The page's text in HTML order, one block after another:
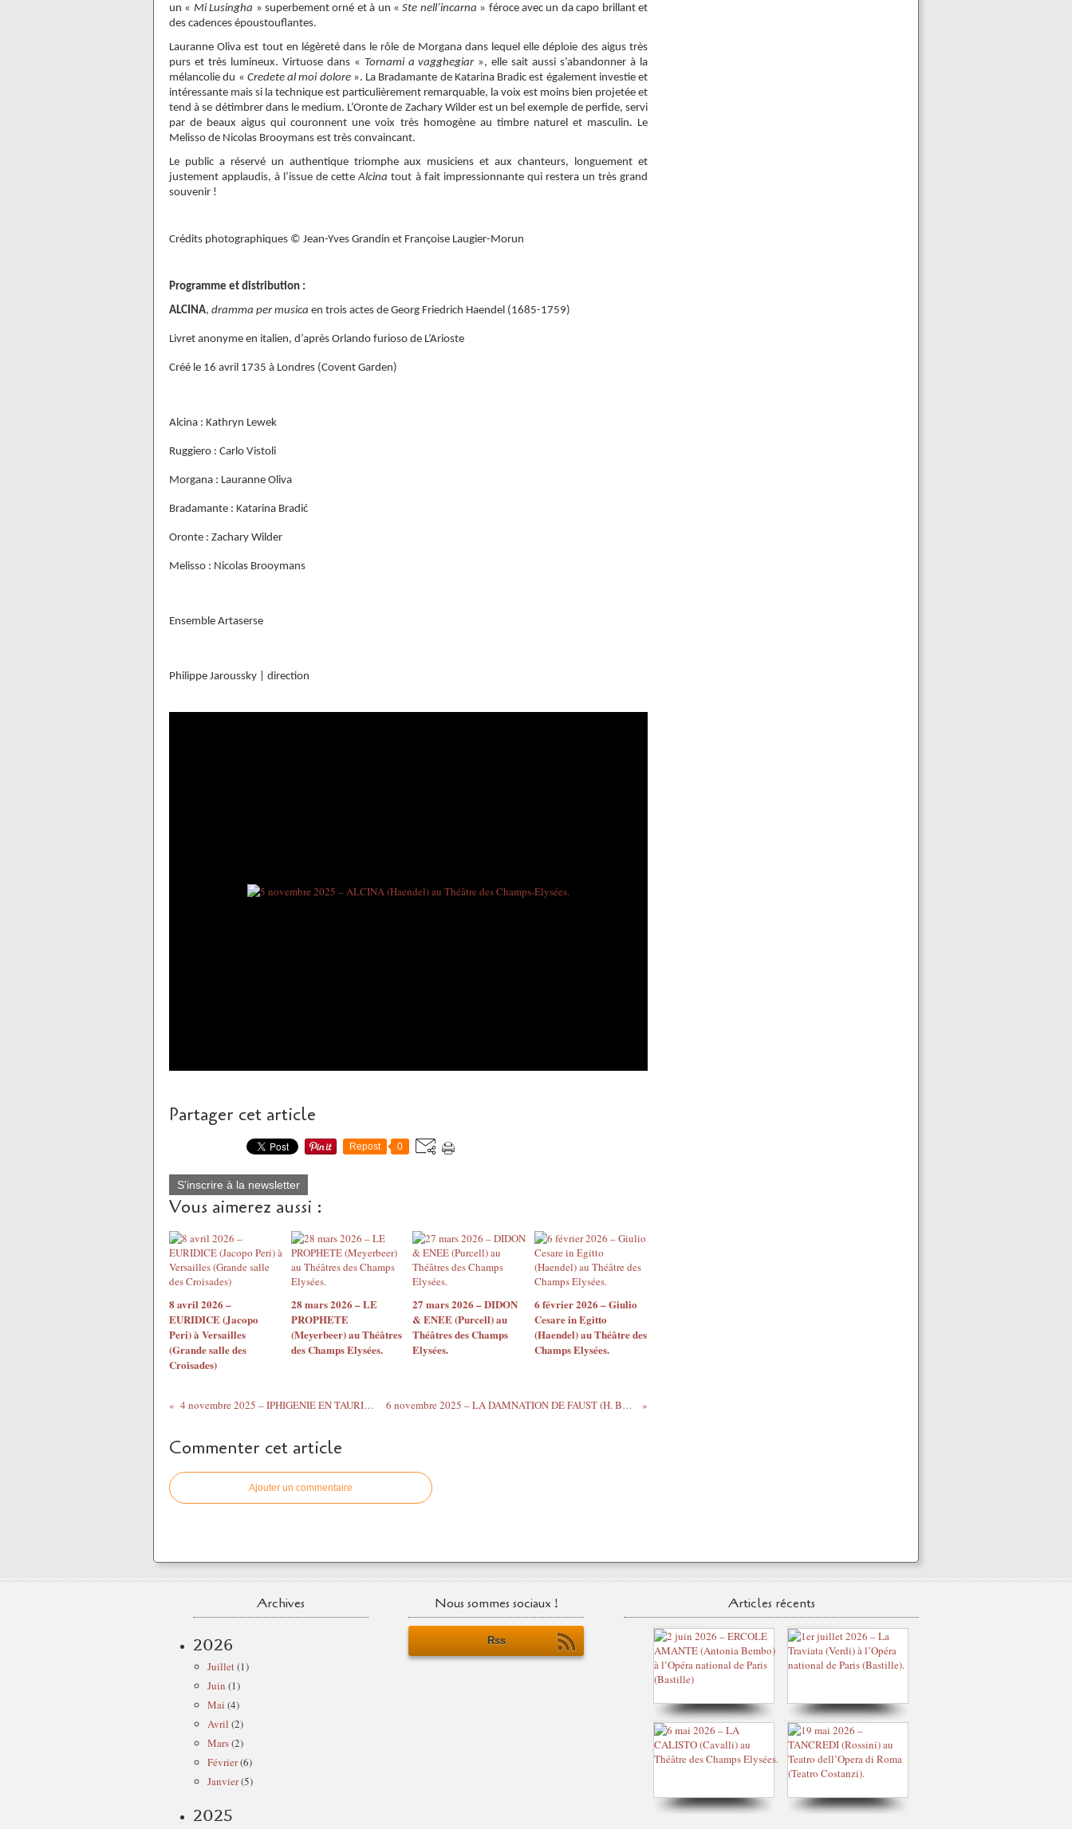
un « Mi Lusingha » superbement orné et à un «Ste nell’incarna » féroce avec un da capo brillant et
des cadences époustouflantes.
Lauranne Oliva est tout en légèreté dans le rôle de Morgana dans lequel elle déploie des aigus très
purs et très lumineux. Virtuose dans « Tornami a vagghegiar», elle sait aussi s’abandonner à la
mélancolie du « Credete al moi dolore». La Bradamante de Katarina Bradic est également investie et
intéressante mais si la technique est particulièrement remarquable, la voix est moins bien projetée et
tend à se détimbrer dans le medium. L’Oronte de Zachary Wilder est un bel exemple de perfide, servi
par de beaux aigus qui couronnent une voix très homogène au timbre naturel et masculin. Le
Melisso de Nicolas Brooymans est très convaincant.
Le public a réservé un authentique triomphe aux musiciens et aux chanteurs, longuement et
justement applaudis, à l’issue de cetteAlcina tout à fait impressionnante qui restera un très grand
souvenir !
Crédits photographiques © Jean-Yves Grandin et Françoise Laugier-Morun
Programme et distribution :
ALCINA, dramma per musica en trois actes de Georg Friedrich Haendel (1685-1759)
Livret anonyme en italien, d’après Orlando furioso de L’Arioste
Créé le 16 avril 1735 à Londres (Covent Garden)
Alcina : Kathryn Lewek
Ruggiero : Carlo Vistoli
Morgana : Lauranne Oliva
Bradamante : Katarina Bradić
Oronte : Zachary Wilder
Melisso : Nicolas Brooymans
Ensemble Artaserse
Philippe Jaroussky | direction
Partager cet article
Repost 0
S'inscrire à la newsletter
Vous aimerez aussi :
8 avril 2026 –
EURIDICE (Jacopo
Peri) à Versailles
(Grande salle des
Croisades)
28 mars 2026 – LE
PROPHETE
(Meyerbeer) au Théâtres
des Champs Elysées.
27 mars 2026 – DIDON
& ENEE (Purcell) au
Théâtres des Champs
Elysées.
6 février 2026 – Giulio
Cesare in Egitto
(Haendel) au Théâtre des
Champs Elysées.
4 novembre 2025 – IPHIGENIE EN TAURIDE (Gluck) à l’Opéra-comique. 6 novembre 2025 – LA DAMNATION DE FAUST (H. Berlioz) au Théâtre des Champs-Elysées.
Commenter cet article
Ajouter un commentaire
Archives
2026
Juillet(1)
Juin (1)
Mai (4)
Avril (2)
Mars(2)
Février(6)
Janvier(5)
2025
Nous sommes sociaux !
Rss
Articles récents